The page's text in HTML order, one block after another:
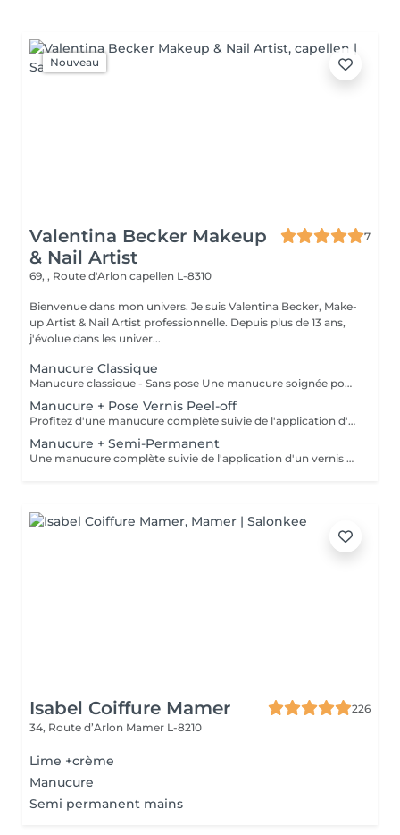
Nouveau
Valentina Becker Makeup
& Nail Artist
7
69, , Route d'Arlon capellen L-8310
Bienvenue dans mon univers. Je suis Valentina Becker, Make-
up Artist & Nail Artist professionnelle. Depuis plus de 13 ans,
j'évolue dans les univer...
Manucure Classique
Manucure classique - Sans pose Une manucure soignée pour des mains propres, élégantes et naturelles. La prestation comprend la mise en forme des ongles, le soin des cuticules, un léger polissage si nécessaire, ainsi que l'application d'une huile nourrissante et d'une crème hydratante. Cette prestation ne comprend pas de pose de vernis.
Manucure + Pose Vernis Peel-off
Profitez d'une manucure complète suivie de l'application d'un vernis Peel-Off. Ce système innovant offre une finition brillante et une tenue prolongée. Grâce à sa polymérisation sous lampe LED, le vernis est immédiatement sec : pas de traces, pas de marques ni d'empreintes après la prestation. Je n'utilise pas de vernis à ongles traditionnel, car le système Peel-Off est plus respectueux de l'ongle naturel, dégage moins d'odeurs, tient plus longtemps et permet un retrait plus doux.
Manucure + Semi-Permanent
Une manucure complète suivie de l'application d'un vernis semi-permanent. Idéal pour celles et ceux qui souhaitent des ongles brillants, soignés et résistants pendant environ 2 à 3 semaines. Le vernis semi-permanent doit être retiré ou renouvelé en institut.
Isabel Coiffure Mamer
226
34, Route d’Arlon Mamer L-8210
Lime +crème
Manucure
Semi permanent mains